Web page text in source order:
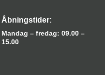
Åbningstider:
Mandag – fredag: 09.00 –
15.00